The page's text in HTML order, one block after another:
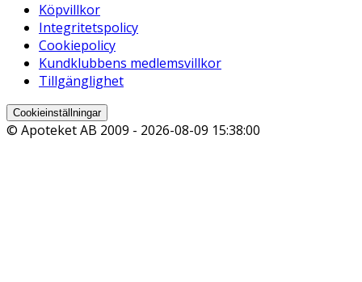
Köpvillkor
Integritetspolicy
Cookiepolicy
Kundklubbens medlemsvillkor
Tillgänglighet
Cookieinställningar
© Apoteket AB 2009 - 2026-08-09 15:38:00